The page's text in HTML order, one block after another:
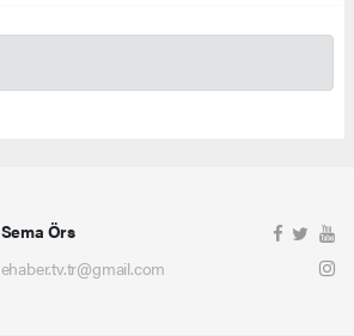
Sema Örs
ehaber.tv.tr@gmail.com